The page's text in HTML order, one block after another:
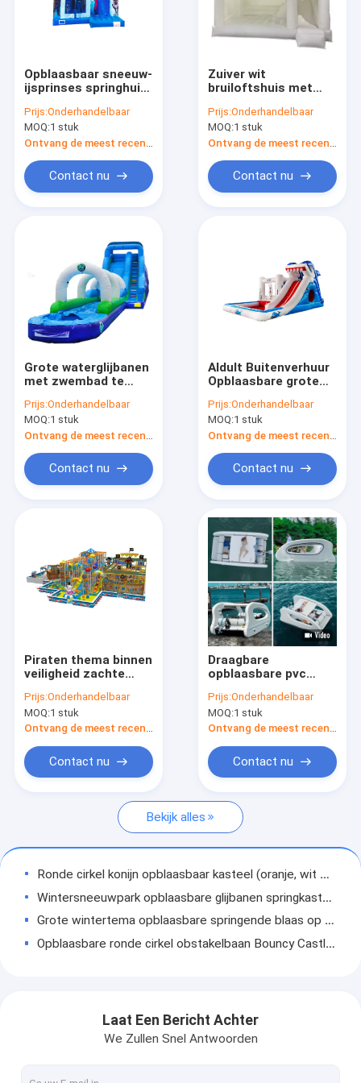
Thuis
Producten
Over Ons
Fabriekstour
Kwaliteitscontrole
Nieuws
Vraag een offerte
Opblaasbare Dia's
Opblaasbare waterslippen
Opblaasbare obstakels
Opblaasbare spelen
Opblaasbare tenten
Opblaasbaar drijvend water speelgoed
Opblaasbare waterkastelen
Zachte Speelplaats
Opblaasbaar sneeuw-
ijsprinses springhuis
kinderen
Prijs:Onderhandelbaar
MOQ:1 stuk
Contact nu
Zuiver wit
bruiloftshuis met
springkasteel
Prijs:Onderhandelbaar
MOQ:1 stuk
Contact nu
Grote waterglijbanen
met zwembad te
Prijs:Onderhandelbaar
MOQ:1 stuk
Contact nu
Aldult Buitenverhuur
Opblaasbare grote
Prijs:Onderhandelbaar
MOQ:1 stuk
Contact nu
Piraten thema binnen
veiligheid zachte
500m2 Voor kinderen
Prijs:Onderhandelbaar
MOQ:1 stuk
Contact nu
Draagbare
opblaasbare pvc
kinderen tiener Aldult
familie buiten
Prijs:Onderhandelbaar
MOQ:1 stuk
Contact nu
Bekijk alles
Ronde cirkel konijn opblaasbaar kasteel (oranje, wit en geel)
Wintersneeuwpark opblaasbare glijbanen springkasteel (White & Bule)
Grote wintertema opblaasbare springende blaas op kasteel wit en blauw
Opblaasbare ronde cirkel obstakelbaan Bouncy Castle voor kinderen
Jungle Tiger Theme opblaasbaar pretpark voor kinderen speeltuin
Tiger Fun Park speeltuin met grote glijbanen en obstakels
Laat Een Bericht Achter
We Zullen Snel Antwoorden